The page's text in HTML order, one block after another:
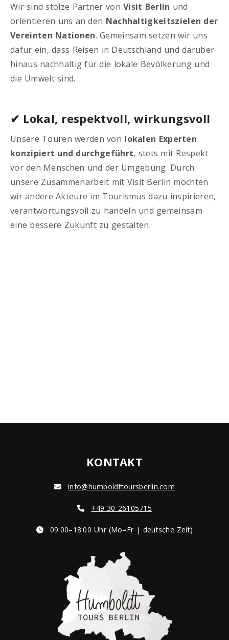
Wir sind stolze Partner von Visit Berlin und
orientieren uns an den Nachhaltigkeitszielen der
Vereinten Nationen. Gemeinsam setzen wir uns
dafür ein, dass Reisen in Deutschland und darüber
hinaus nachhaltig für die lokale Bevölkerung und
die Umwelt sind.
✔ Lokal, respektvoll, wirkungsvoll
Unsere Touren werden von lokalen Experten
konzipiert und durchgeführt, stets mit Respekt
vor den Menschen und der Umgebung. Durch
unsere Zusammenarbeit mit Visit Berlin möchten
wir andere Akteure im Tourismus dazu inspirieren,
verantwortungsvoll zu handeln und gemeinsam
eine bessere Zukunft zu gestalten.
KONTAKT
info@humboldttoursberlin.com
+49 30 26105715
09:00–18:00 Uhr (Mo–Fr | deutsche Zeit)